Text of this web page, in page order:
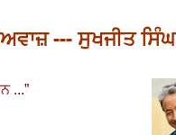
--- ਸੁਖਜੀਤ ਸਿੰਘ
...”